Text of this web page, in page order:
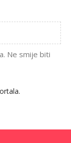
Ne smije biti